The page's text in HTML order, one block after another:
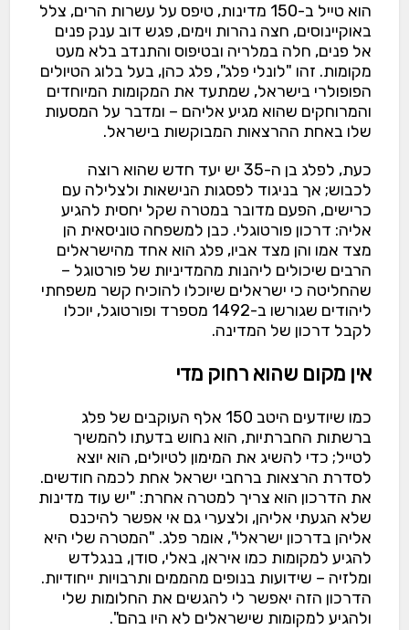
הוא טייל ב-150 מדינות, טיפס על עשרות הרים, צלל
באוקיינוסים, חצה נהרות וימים, פגש דוב ענק פנים
אל פנים, חלה במלריה ובטיפוס והתנדב בלא מעט
מקומות. זהו "לונלי פלג", פלג כהן, בעל בלוג הטיולים
הפופולרי בישראל, שמתעד את המקומות המיוחדים
והמרוחקים שהוא מגיע אליהם – ומדבר על המסעות
שלו באחת ההרצאות המבוקשות בישראל.
כעת, לפלג בן ה-35 יש יעד חדש שהוא רוצה
לכבוש; אך בניגוד לפסגות הנישאות ולצלילה עם
כרישים, הפעם מדובר במטרה שקל יחסית להגיע
אליה: דרכון פורטוגלי. כבן למשפחה טוניסאית הן
מצד אמו והן מצד אביו, פלג הוא אחד מהישראלים
הרבים שיכולים ליהנות מהמדיניות של פורטוגל –
שהחליטה כי ישראלים שיוכלו להוכיח קשר משפחתי
ליהודים שגורשו ב-1492 מספרד ופורטוגל, יוכלו
לקבל דרכון של המדינה.
אין מקום שהוא רחוק מדי
כמו שיודעים היטב 150 אלף העוקבים של פלג
ברשתות החברתיות, הוא נחוש בדעתו להמשיך
לטייל; כדי להשיג את המימון לטיולים, הוא יוצא
לסדרת הרצאות ברחבי ישראל אחת לכמה חודשים.
את הדרכון הוא צריך למטרה אחרת: "יש עוד מדינות
שלא הגעתי אליהן, ולצערי גם אי אפשר להיכנס
אליהן בדרכון ישראלי", אומר פלג. "המטרה שלי היא
להגיע למקומות כמו איראן, באלי, סודן, בנגלדש
ומלזיה – שידועות בנופים מהממים ותרבויות ייחודיות.
הדרכון הזה יאפשר לי להגשים את החלומות שלי
ולהגיע למקומות שישראלים לא היו בהם".